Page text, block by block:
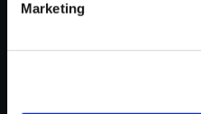
Marketing